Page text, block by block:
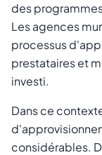
des
Les agences
processus
prestataires et
investi.
Dans ce
considérables.